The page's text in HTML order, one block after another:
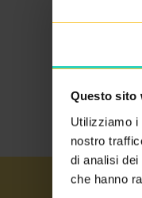
Questo sito
Utilizziamo i
nostro
di analisi
che hanno